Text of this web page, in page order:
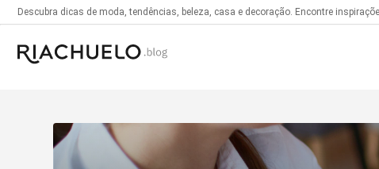
Descubra dicas de moda, tendências, beleza, casa e decoração. Encontre